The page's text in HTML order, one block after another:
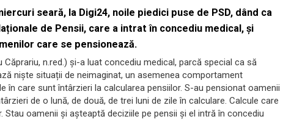
seară, la Digi24, noile piedici puse de PSD, dând ca
de Pensii, care a intrat în concediu medical, și
care se pensionează.
Căprariu, n.red.) și-a luat concediu medical, parcă special ca să
niște situații de neimaginat, un asemenea comportament
în care sunt întârzieri la calcularea pensiilor. S-au pensionat oamenii
de o lună, de două, de trei luni de zile în calculare. Calcule care
Stau oamenii și așteaptă deciziile pe pensii și el intră în concediu